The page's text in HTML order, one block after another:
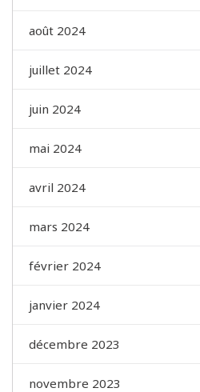
août 2024
juillet 2024
juin 2024
mai 2024
avril 2024
mars 2024
février 2024
janvier 2024
décembre 2023
novembre 2023